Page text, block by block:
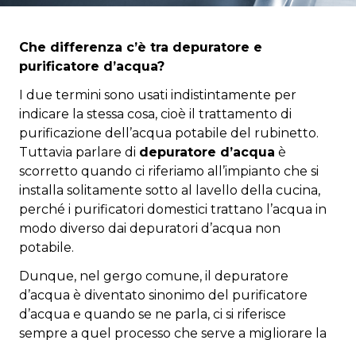
Che differenza c’è tra depuratore e
purificatore d’acqua?
I due termini sono usati indistintamente per
indicare la stessa cosa, cioè il trattamento di
purificazione dell’acqua potabile del rubinetto.
Tuttavia parlare di depuratore d’acqua è
scorretto quando ci riferiamo all’impianto che si
installa solitamente sotto al lavello della cucina,
perché i purificatori domestici trattano l’acqua in
modo diverso dai depuratori d’acqua non
potabile.
Dunque, nel gergo comune, il depuratore
d’acqua è diventato sinonimo del purificatore
d’acqua e quando se ne parla, ci si riferisce
sempre a quel processo che serve a migliorare la